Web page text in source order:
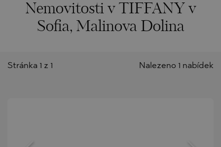
Nemovitosti v TIFFANY v
Sofia, Malinova Dolina
Nalezeno 1 nabídek
Stránka 1 z 1